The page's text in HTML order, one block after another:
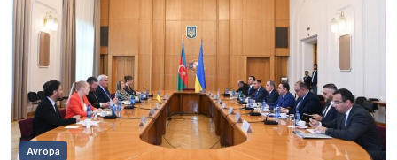
Avropa